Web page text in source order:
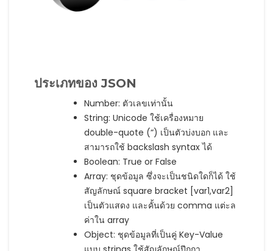
ประเภทของ JSON
Number: ตัวเลขเท่านั้น
String: Unicode ใช้เครื่องหมาย
double-quote (“) เป็นตัวบ่งบอก และ
สามารถใช้ backslash syntax ได้
Boolean: True or False
Array: ชุดข้อมูล ซึ่งจะเป็นชนิดใดก็ได้ ใช้
สัญลักษณ์ square bracket [var1,var2]
เป็นตัวแสดง และคั้นด้วย comma แต่ะล
ค่าใน array
Object: ชุดข้อมูลที่เป็นคู่ Key-Value